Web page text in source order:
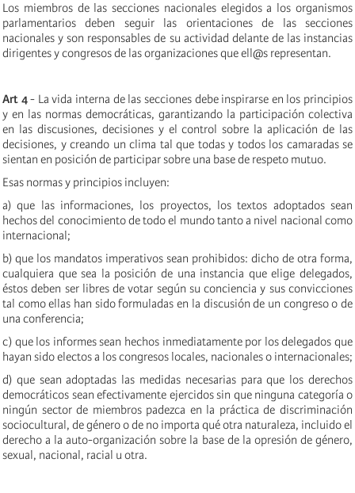
Los miembros de las secciones nacionales elegidos a los organismos
parlamentarios deben seguir las orientaciones de las secciones
nacionales y son responsables de su actividad delante de las instancias
dirigentes y congresos de las organizaciones que ell@s representan.
Art 4- La vida interna de las secciones debe inspirarse en los principios
y en las normas democráticas, garantizando la participación colectiva
en las discusiones, decisiones y el control sobre la aplicación de las
decisiones, y creando un clima tal que todas y todos los camaradas se
sientan en posición de participar sobre una base de respeto mutuo.
Esas normas y principios incluyen:
a) que las informaciones, los proyectos, los textos adoptados sean
hechos del conocimiento de todo el mundo tanto a nivel nacional como
internacional;
b) que los mandatos imperativos sean prohibidos: dicho de otra forma,
cualquiera que sea la posición de una instancia que elige delegados,
éstos deben ser libres de votar según su conciencia y sus convicciones
tal como ellas han sido formuladas en la discusión de un congreso o de
una conferencia;
c) que los informes sean hechos inmediatamente por los delegados que
hayan sido electos a los congresos locales, nacionales o internacionales;
d) que sean adoptadas las medidas necesarias para que los derechos
democráticos sean efectivamente ejercidos sin que ninguna categoría o
ningún sector de miembros padezca en la práctica de discriminación
sociocultural, de género o de no importa qué otra naturaleza, incluido el
derecho a la auto-organización sobre la base de la opresión de género,
sexual, nacional, racial u otra.